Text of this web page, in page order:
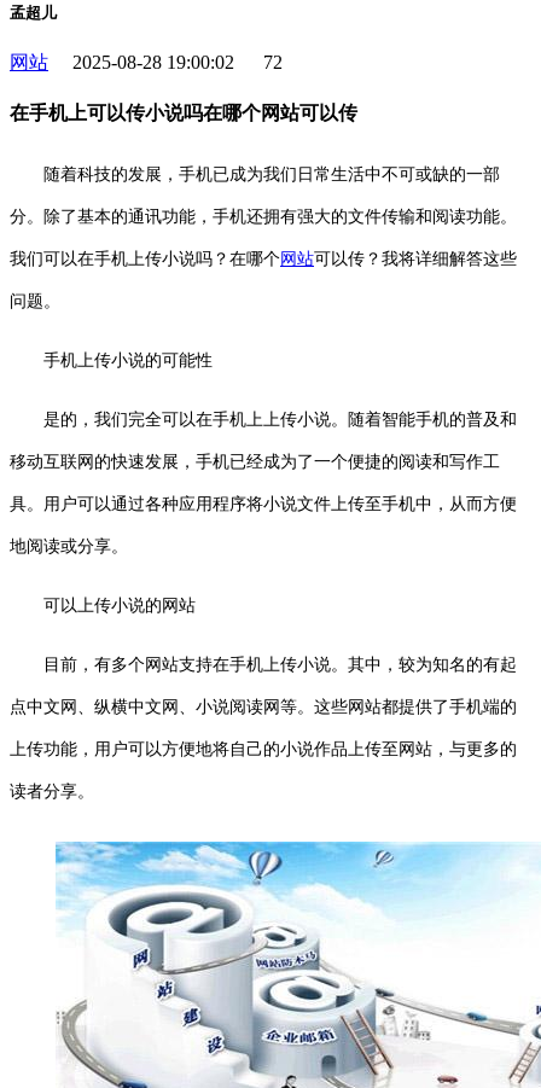
孟超儿
网站 2025-08-28 19:00:02 72
在手机上可以传小说吗在哪个网站可以传
随着科技的发展，手机已成为我们日常生活中不可或缺的一部
分。除了基本的通讯功能，手机还拥有强大的文件传输和阅读功能。
我们可以在手机上传小说吗？在哪个网站可以传？我将详细解答这些
问题。
手机上传小说的可能性
是的，我们完全可以在手机上上传小说。随着智能手机的普及和
移动互联网的快速发展，手机已经成为了一个便捷的阅读和写作工
具。用户可以通过各种应用程序将小说文件上传至手机中，从而方便
地阅读或分享。
可以上传小说的网站
目前，有多个网站支持在手机上传小说。其中，较为知名的有起
点中文网、纵横中文网、小说阅读网等。这些网站都提供了手机端的
上传功能，用户可以方便地将自己的小说作品上传至网站，与更多的
读者分享。